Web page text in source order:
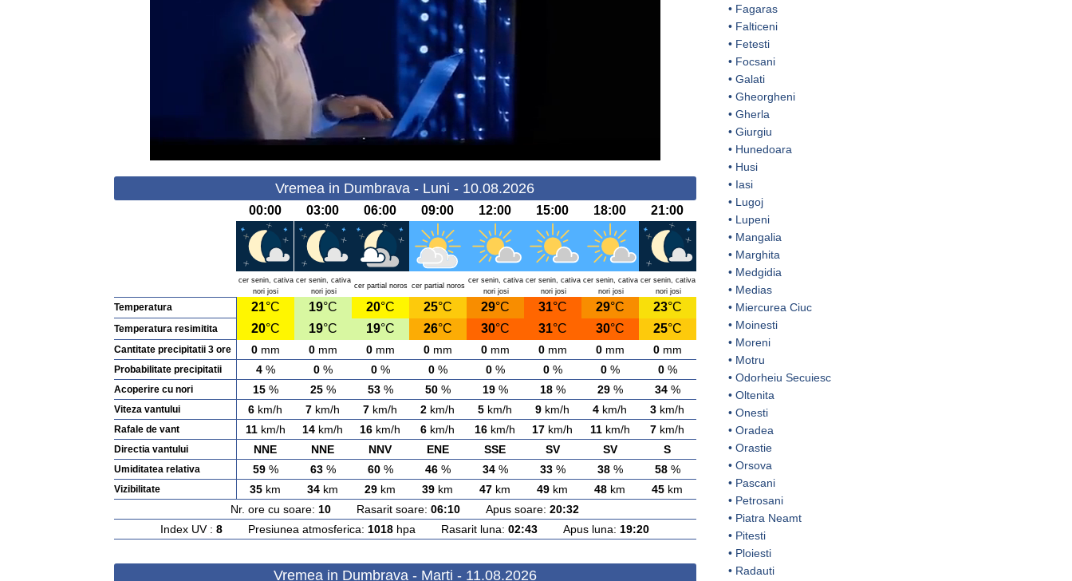
Vremea in Dumbrava - Luni - 10.08.2026
00:00 03:00 06:00 09:00 12:00 15:00 18:00 21:00
cer senin, cativa
nori josi
cer senin, cativa
nori josi
cer partial noros cer partial noros
cer senin, cativa
nori josi
cer senin, cativa
nori josi
cer senin, cativa
nori josi
cer senin, cativa
nori josi
Temperatura 21°C 19°C 20°C 25°C 29°C 31°C 29°C 23°C
Temperatura resimitita 20°C 19°C 19°C 26°C 30°C 31°C 30°C 25°C
Cantitate precipitatii 3 ore 0mm 0mm 0mm 0mm 0mm 0mm 0mm 0mm
Probabilitate precipitatii 4% 0% 0% 0% 0% 0% 0% 0%
Acoperire cu nori 15% 25% 53% 50% 19% 18% 29% 34%
Viteza vantului 6 km/h 7 km/h 7 km/h 2 km/h 5 km/h 9 km/h 4 km/h 3 km/h
Rafale de vant 11km/h 14 km/h 16 km/h 6 km/h 16 km/h 17 km/h 11km/h 7 km/h
Directia vantului NNE NNE NNV ENE SSE SV SV S
Umiditatea relativa 59% 63% 60% 46% 34% 33% 38% 58%
Vizibilitate 35 km 34 km 29 km 39 km 47 km 49 km 48 km 45 km
Nr. ore cu soare: 10 Rasarit soare: 06:10 Apus soare: 20:32
Index UV : 8 Presiunea atmosferica: 1018 hpa Rasarit luna: 02:43 Apus luna: 19:20
Vremea in Dumbrava - Marti - 11.08.2026
• Fagaras
• Falticeni
• Fetesti
• Focsani
• Galati
• Gheorgheni
• Gherla
• Giurgiu
• Hunedoara
• Husi
• Iasi
• Lugoj
• Lupeni
• Mangalia
• Marghita
• Medgidia
• Medias
• Miercurea Ciuc
• Moinesti
• Moreni
• Motru
• Odorheiu Secuiesc
• Oltenita
• Onesti
• Oradea
• Orastie
• Orsova
• Pascani
• Petrosani
• Piatra Neamt
• Pitesti
• Ploiesti
• Radauti